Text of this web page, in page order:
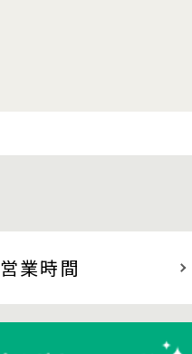
営業時間